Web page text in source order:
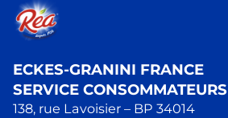
ECKES-GRANINI FRANCE
SERVICE CONSOMMATEURS
138, rue Lavoisier – BP 34014